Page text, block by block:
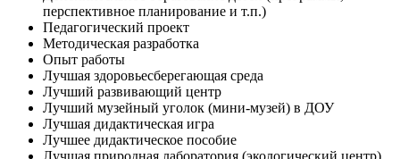
перспективное планирование и т.п.)
Педагогический проект
Методическая разработка
Опыт работы
Лучшая здоровьесберегающая среда
Лучший развивающий центр
Лучший музейный уголок (мини-музей) в ДОУ
Лучшая дидактическая игра
Лучшее дидактическое пособие
Лучшая природная лаборатория (экологический центр)